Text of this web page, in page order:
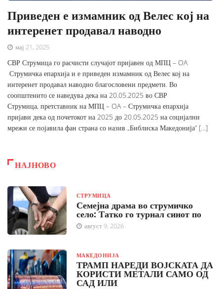
Приведен е измамник од Велес кој на
интеренет продавал наводно
мај 21, 2025
СВР Струмица го расчисти случајот пријавен од МПЦ – OA
Струмичка епархија и е приведен измамник од Велес кој на
интеренет продавал наводно благословени предмети. Во
соопштенито се наведува дека на 20.05.2025 во СВР
Струмица, претставник на МПЦ – OA – Струмичка епархија
пријави дека од почетокот на 2025 до 20.05.2025 на социјални
мрежи се појавила фан страна со назив „Библиска Македонија“ […]
НАЈНОВО
СТРУМИЦА
Семејна драма во струмичко
село: Татко го турнал синот по
август 9, 2026
МАКЕДОНИЈА
ТРАМП НАРЕДИ ВОЈСКАТА ДА
КОРИСТИ МЕТАЛИ САМО ОД
САД ИЛИ